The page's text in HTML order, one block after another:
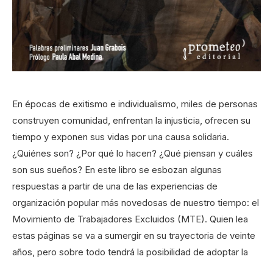
En épocas de exitismo e individualismo, miles de personas
construyen comunidad, enfrentan la injusticia, ofrecen su
tiempo y exponen sus vidas por una causa solidaria.
¿Quiénes son? ¿Por qué lo hacen? ¿Qué piensan y cuáles
son sus sueños? En este libro se esbozan algunas
respuestas a partir de una de las experiencias de
organización popular más novedosas de nuestro tiempo: el
Movimiento de Trabajadores Excluidos (MTE). Quien lea
estas páginas se va a sumergir en su trayectoria de veinte
años, pero sobre todo tendrá la posibilidad de adoptar la